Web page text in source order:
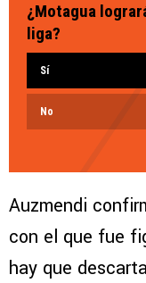
¿Motagua
liga?
Sí
No
Auzmendi
con el que fue
hay que